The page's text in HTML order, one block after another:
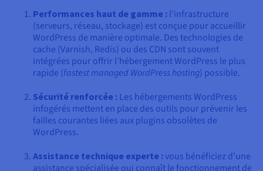
Performances haut de gamme : l’infrastructure
(serveurs, réseau, stockage) est conçue pour accueillir
WordPress de manière optimale. Des technologies de
cache (Varnish, Redis) ou des CDN sont souvent
intégrées pour offrir l’hébergement WordPress le plus
rapide (fastest managed WordPress hosting) possible.
Sécurité renforcée : Les hébergements WordPress
infogérés mettent en place des outils pour prévenir les
failles courantes liées aux plugins obsolètes de
WordPress.
Assistance technique experte : vous bénéficiez d’une
assistance spécialisée qui connaît le fonctionnement de